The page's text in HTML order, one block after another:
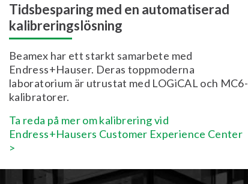
Tidsbesparing med en automatiserad
kalibreringslösning
Beamex har ett starkt samarbete med
Endress+Hauser. Deras toppmoderna
laboratorium är utrustat med LOGiCAL och MC6-
kalibratorer.
Ta reda på mer om kalibrering vid
Endress+Hausers Customer Experience Center
>